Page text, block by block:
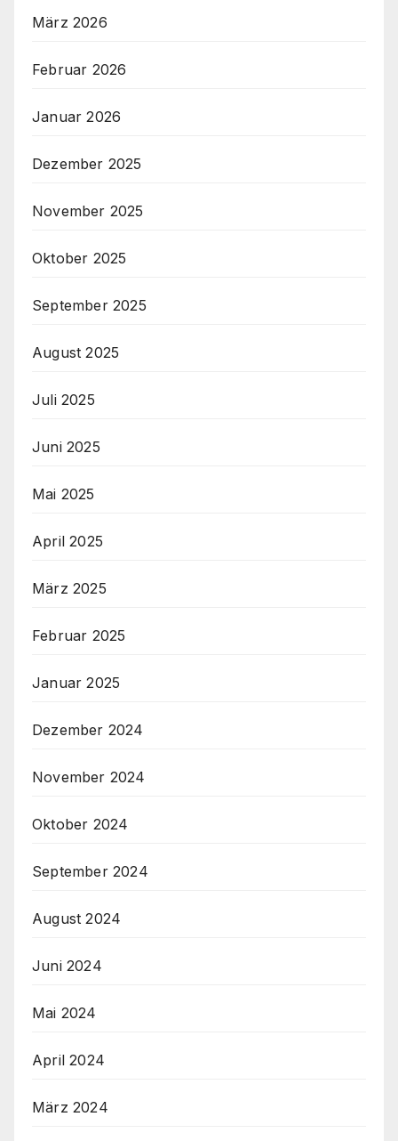
März 2026
Februar 2026
Januar 2026
Dezember 2025
November 2025
Oktober 2025
September 2025
August 2025
Juli 2025
Juni 2025
Mai 2025
April 2025
März 2025
Februar 2025
Januar 2025
Dezember 2024
November 2024
Oktober 2024
September 2024
August 2024
Juni 2024
Mai 2024
April 2024
März 2024